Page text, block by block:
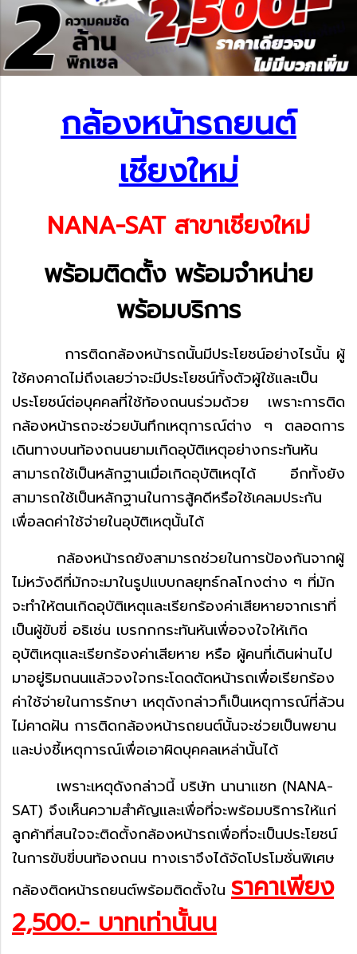
กล้องหน้ารถยนต์
เชียงใหม่
NANA-SAT สาขาเชียงใหม่
พร้อมติดตั้ง พร้อมจำหน่าย
พร้อมบริการ
การติดกล้องหน้ารถนั้นมีประโยชน์อย่างไรนั้น ผู้
ใช้คงคาดไม่ถึงเลยว่าจะมีประโยชน์ทั้งตัวผู้ใช้และเป็น
ประโยชน์ต่อบุคคลที่ใช้ท้องถนนร่วมด้วย เพราะการติด
กล้องหน้ารถจะช่วยบันทึกเหตุการณ์ต่าง ๆ ตลอดการ
เดินทางบนท้องถนนยามเกิดอุบัติเหตุอย่างกระทันหัน
สามารถใช้เป็นหลักฐานเมื่อเกิดอุบัติเหตุได้ อีกทั้งยัง
สามารถใช้เป็นหลักฐานในการสู้คดีหรือใช้เคลมประกัน
เพื่อลดค่าใช้จ่ายในอุบัติเหตุนั้นได้
กล้องหน้ารถยังสามารถช่วยในการป้องกันจากผู้
ไม่หวังดีที่มักจะมาในรูปแบบกลยุทธ์กลโกงต่าง ๆ ที่มัก
จะทำให้ตนเกิดอุบัติเหตุและเรียกร้องค่าเสียหายจากเราที่
เป็นผู้ขับขี่ อธิเช่น เบรกกกระทันหันเพื่อจงใจให้เกิด
อุบัติเหตุและเรียกร้องค่าเสียหาย หรือ ผู้คนที่เดินผ่านไป
มาอยู่ริมถนนแล้วจงใจกระโดดตัดหน้ารถเพื่อเรียกร้อง
ค่าใช้จ่ายในการรักษา เหตุดังกล่าวก็เป็นเหตุการณ์ที่ล้วน
ไม่คาดฝัน การติดกล้องหน้ารถยนต์นั้นจะช่วยเป็นพยาน
และบ่งชี้เหตุการณ์เพื่อเอาผิดบุคคลเหล่านั้นได้
เพราะเหตุดังกล่าวนี้ บริษัท นานาแซท (NANA-
SAT) จึงเห็นความสำคัญและเพื่อที่จะพร้อมบริการให้แก่
ลูกค้าที่สนใจจะติดตั้งกล้องหน้ารถเพื่อที่จะเป็นประโยชน์
ในการขับขี่บนท้องถนน ทางเราจึงได้จัดโปรโมชั่นพิเศษ
กล้องติดหน้ารถยนต์พร้อมติดตั้งใน ราคาเพียง
2,500.- บาทเท่านั้นน